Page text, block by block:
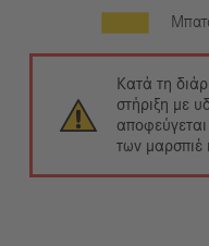
Κατά τη
στήριξη με
των μαρσπιέ